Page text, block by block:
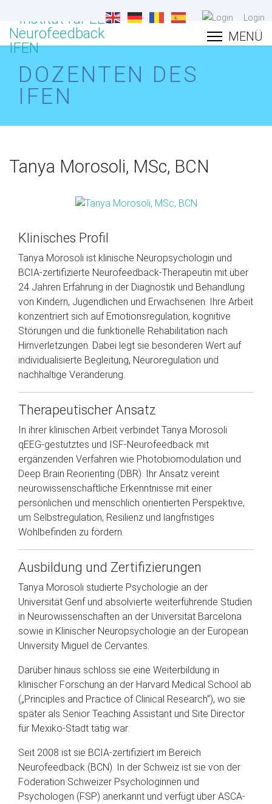
Login
DOZENTEN DES
IFEN
Tanya Morosoli, MSc, BCN
Klinisches Profil
Tanya Morosoli ist klinische Neuropsychologin und
BCIA-zertifizierte Neurofeedback-Therapeutin mit über
24 Jahren Erfahrung in der Diagnostik und Behandlung
von Kindern, Jugendlichen und Erwachsenen. Ihre Arbeit
konzentriert sich auf Emotionsregulation, kognitive
Störungen und die funktionelle Rehabilitation nach
Hirnverletzungen. Dabei legt sie besonderen Wert auf
individualisierte Begleitung, Neuroregulation und
nachhaltige Veränderung.
Therapeutischer Ansatz
In ihrer klinischen Arbeit verbindet Tanya Morosoli
qEEG-gestütztes und ISF-Neurofeedback mit
ergänzenden Verfahren wie Photobiomodulation und
Deep Brain Reorienting (DBR). Ihr Ansatz vereint
neurowissenschaftliche Erkenntnisse mit einer
persönlichen und menschlich orientierten Perspektive,
um Selbstregulation, Resilienz und langfristiges
Wohlbefinden zu fördern.
Ausbildung und Zertifizierungen
Tanya Morosoli studierte Psychologie an der
Universität Genf und absolvierte weiterführende Studien
in Neurowissenschaften an der Universität Barcelona
sowie in Klinischer Neuropsychologie an der European
University Miguel de Cervantes.
Darüber hinaus schloss sie eine Weiterbildung in
klinischer Forschung an der Harvard Medical School ab
(„Principles and Practice of Clinical Research“), wo sie
später als Senior Teaching Assistant und Site Director
für Mexiko-Stadt tätig war.
Seit 2008 ist sie BCIA-zertifiziert im Bereich
Neurofeedback (BCN). In der Schweiz ist sie von der
Föderation Schweizer Psychologinnen und
Psychologen (FSP) anerkannt und verfügt über ASCA-